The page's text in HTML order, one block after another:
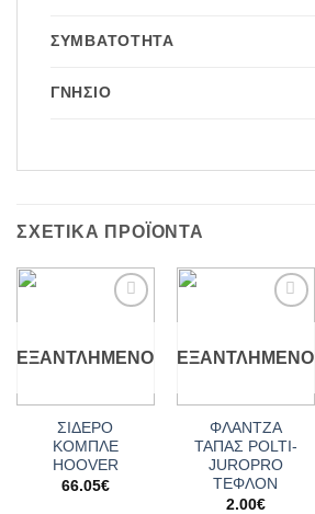
ΣΥΜΒΑΤΌΤΗΤΑ
ΓΝΉΣΙΟ
ΣΧΕΤΙΚΆ ΠΡΟΪΌΝΤΑ
ΕΞΑΝΤΛΗΜΈΝΟ
ΣΙΔΕΡΟ
ΚΟΜΠΛΕ
HOOVER
66.05€
ΕΞΑΝΤΛΗΜΈΝΟ
ΦΛΑΝΤΖΑ
ΤΑΠΑΣ POLTI-
JUROPRO
ΤΕΦΛΟΝ
2.00€